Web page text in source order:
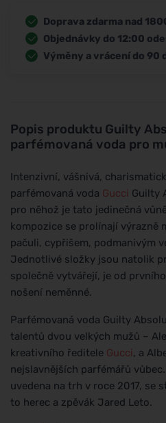
Popis produktu Guilty
parfémovaná voda pro
Intenzivní, vášnivá,
parfémovaná voda Gucci Guilty
pro něhož je tato jedinečná
kompozice se prolínají výrazně
pačuli, cypřišem, podmanivým
Jednotlivé složky jsou natolik
společně vytvářejí, je od
nošení neměnné.
Parfémovaná voda Guilty
talentů dvou velkých mužů –
kreativního ředitele Gucci, a
nejslavnějších parfémářů
uvedena na trh v roce 2017, se
to herec a zpěvák Jared Leto.
Doprava zdarma nad
Objednávky do 12:00
Výměny a vrácení do 90